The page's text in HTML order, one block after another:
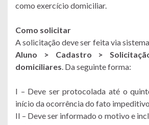
como exercício domiciliar.
Como solicitar
A solicitação deve ser feita via
Aluno > Cadastro >
domiciliares . Da seguinte forma:
I – Deve ser protocolada até o
início da ocorrência do fato
II – Deve ser informado o motivo e